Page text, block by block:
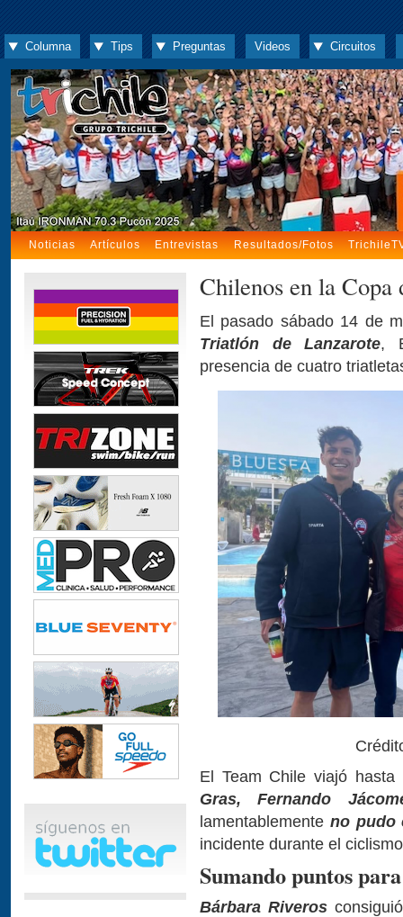
Columna Tips Preguntas Videos Circuitos
Noticias Artículos Entrevistas Resultados/Fotos
Chilenos en la
El pasado sábado 14 de
Triatlón de Lanzarote,
presencia de cuatro
El Team Chile viajó
Gras, Fernando
lamentablemente no pudo
incidente durante el
Sumando puntos
Bárbara Riveros